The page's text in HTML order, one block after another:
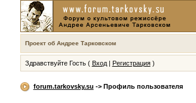
Проект об Андрее Тарковском
Здравствуйте Гость ( Вход| Регистрация)
forum.tarkovsky.su -> Профиль пользователя